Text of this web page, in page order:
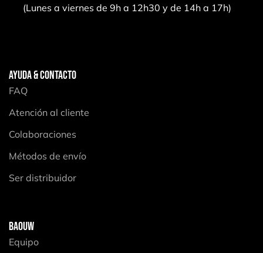
(Lunes a viernes de 9h a 12h30 y de 14h a 17h)
AYUDA & CONTACTO
FAQ
Atención al cliente
Colaboraciones
Métodos de envío
Ser distribuidor
BAOUW
Equipo